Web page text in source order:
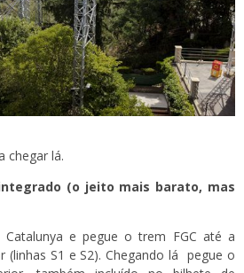
chegar lá.
(o jeito mais barato, mas
e pegue o trem FGC até a
(linhas S1 e S2). Chegando lá pegue o